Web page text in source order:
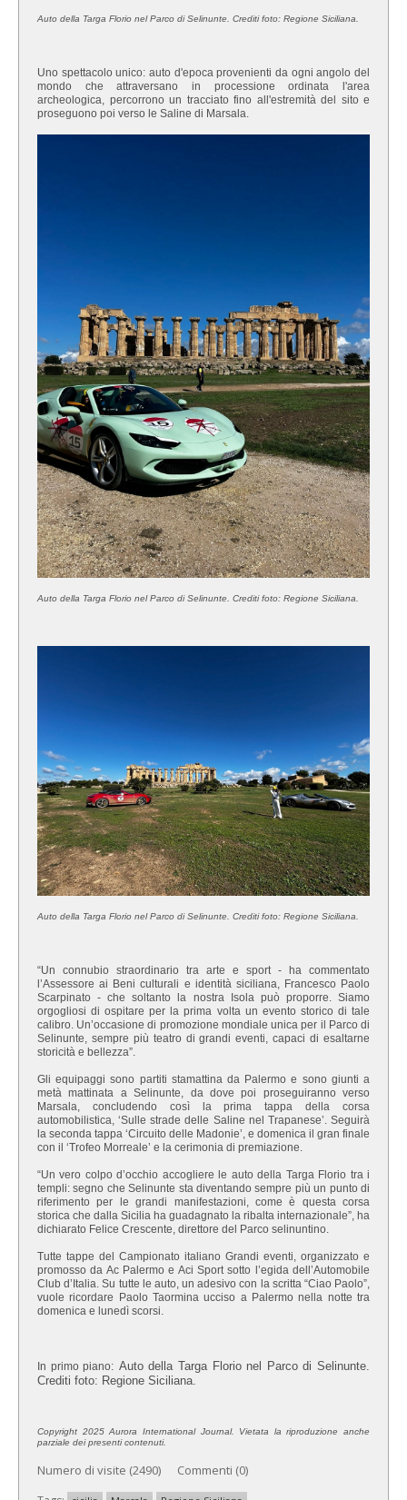
Auto della Targa Florio nel Parco di Selinunte. Crediti foto: Regione Siciliana.
Uno spettacolo unico: auto d'epoca provenienti da ogni angolo del
mondo che attraversano in processione ordinata l'area
archeologica, percorrono un tracciato fino all'estremità del sito e
proseguono poi verso le Saline di Marsala.
Auto della Targa Florio nel Parco di Selinunte. Crediti foto: Regione Siciliana.
Auto della Targa Florio nel Parco di Selinunte. Crediti foto: Regione Siciliana.
“Un connubio straordinario tra arte e sport - ha commentato
l’Assessore ai Beni culturali e identità siciliana, Francesco Paolo
Scarpinato - che soltanto la nostra Isola può proporre. Siamo
orgogliosi di ospitare per la prima volta un evento storico di tale
calibro. Un’occasione di promozione mondiale unica per il Parco di
Selinunte, sempre più teatro di grandi eventi, capaci di esaltarne
storicità e bellezza”.
Gli equipaggi sono partiti stamattina da Palermo e sono giunti a
metà mattinata a Selinunte, da dove poi proseguiranno verso
Marsala, concludendo così la prima tappa della corsa
automobilistica, ‘Sulle strade delle Saline nel Trapanese’. Seguirà
la seconda tappa ‘Circuito delle Madonie’, e domenica il gran finale
con il ‘Trofeo Morreale’ e la cerimonia di premiazione.
“Un vero colpo d’occhio accogliere le auto della Targa Florio tra i
templi: segno che Selinunte sta diventando sempre più un punto di
riferimento per le grandi manifestazioni, come è questa corsa
storica che dalla Sicilia ha guadagnato la ribalta internazionale”, ha
dichiarato Felice Crescente, direttore del Parco selinuntino.
Tutte tappe del Campionato italiano Grandi eventi, organizzato e
promosso da Ac Palermo e Aci Sport sotto l’egida dell’Automobile
Club d’Italia. Su tutte le auto, un adesivo con la scritta “Ciao Paolo”,
vuole ricordare Paolo Taormina ucciso a Palermo nella notte tra
domenica e lunedì scorsi.
In primo piano: Auto della Targa Florio nel Parco di Selinunte.
Crediti foto: Regione Siciliana.
Copyright 2025 Aurora International Journal. Vietata la riproduzione anche
parziale dei presenti contenuti.
Numero di visite (2490) Commenti (0)